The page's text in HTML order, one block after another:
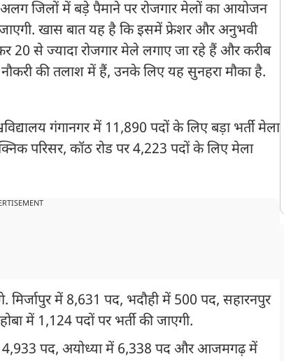
जिलों में बड़े पैमाने पर रोजगार मेलों का आयोजन
जाएगी. खास बात यह है कि इसमें फ्रेशर और अनुभवी
20 से ज्यादा रोजगार मेले लगाए जा रहे हैं और करीब
नौकरी की तलाश में हैं, उनके लिए यह सुनहरा मौका है.
गंगानगर में 11,890 पदों के लिए बड़ा भर्ती मेला
परिसर, कॉठ रोड पर 4,223 पदों के लिए मेला
में 8,631 पद, भदौही में 500 पद, सहारनपुर
में 1,124 पदों पर भर्ती की जाएगी.
4,933 पद, अयोध्या में 6,338 पद और आजमगढ़ में